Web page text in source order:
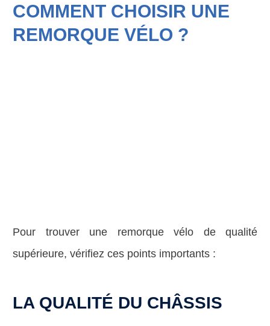
COMMENT CHOISIR UNE
REMORQUE VÉLO ?
Pour trouver une remorque vélo de qualité
supérieure, vérifiez ces points importants :
LA QUALITÉ DU CHÂSSIS